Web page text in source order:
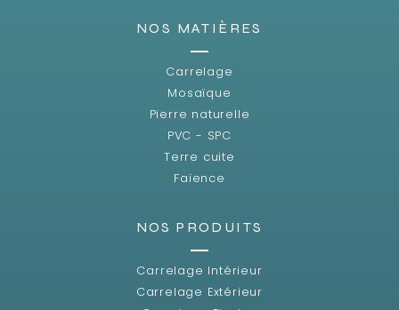
NOS MATIÈRES
Carrelage
Mosaïque
Pierre naturelle
PVC - SPC
Terre cuite
Faïence
NOS PRODUITS
Carrelage Intérieur
Carrelage Extérieur